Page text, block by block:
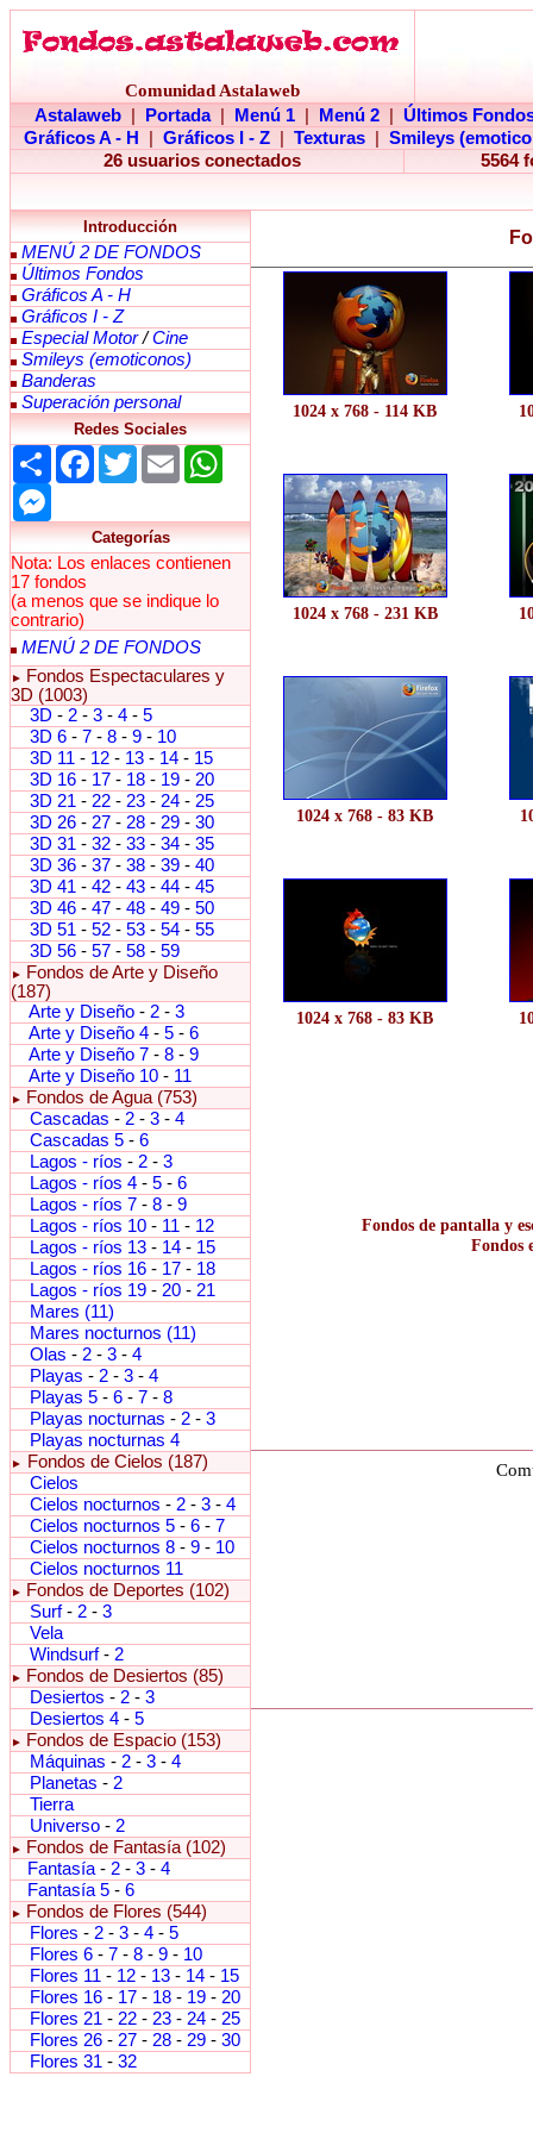
Comunidad Astalaweb
Astalaweb
Portada Menú 1 Menú 2
Últimos
Gráficos A - H
Gráficos I - Z Texturas
Smileys
26 usuarios conectados
5564
Introducción
MENÚ 2 DE FONDOS
Últimos Fondos
Gráficos A - H
Gráficos I - Z
Especial Motor/Cine
Smileys (emoticonos)
Banderas
Superación personal
Redes Sociales
Share Facebook
TwitterEmail
Categorías
Nota: Los enlaces contienen
17 fondos
(a menos que se indique lo
contrario)
MENÚ 2 DE FONDOS
►
Fondos Espectaculares y
3D (1003)
3D - 2 - 3 - 4 - 5
3D 6 - 7 - 8 - 9 - 10
3D 11 - 12 - 13 - 14 - 15
3D 16 - 17 - 18 - 19 - 20
3D 21 - 22 - 23 - 24 - 25
3D 26 - 27 - 28 - 29 - 30
3D 31 - 32 - 33 - 34 - 35
3D 36 - 37 - 38 - 39 - 40
3D 41 - 42 - 43 - 44 - 45
3D 46 - 47 - 48 - 49 - 50
3D 51 - 52 - 53 - 54 - 55
3D 56 - 57 - 58 - 59
►
Fondos de Arte y Diseño
(187)
Arte y Diseño - 2 - 3
Arte y Diseño 4 - 5 - 6
Arte y Diseño 7 - 8 - 9
Arte y Diseño 10 - 11
►
Fondos de Agua (753)
Cascadas - 2 - 3 - 4
Cascadas 5 - 6
Lagos - ríos - 2 - 3
Lagos - ríos 4 - 5 - 6
Lagos - ríos 7 - 8 - 9
Lagos - ríos 10 - 11 - 12
Lagos - ríos 13 - 14 - 15
Lagos - ríos 16 - 17 - 18
Lagos - ríos 19 - 20 - 21
Mares (11)
Mares nocturnos (11)
Olas - 2 - 3 - 4
Playas - 2 - 3 - 4
Playas 5 - 6 - 7 - 8
Playas nocturnas - 2 - 3
Playas nocturnas 4
►
Fondos de Cielos (187)
Cielos
Cielos nocturnos - 2 - 3 - 4
Cielos nocturnos 5 - 6 - 7
Cielos nocturnos 8 - 9 - 10
Cielos nocturnos 11
►
Fondos de Deportes (102)
Surf- 2 - 3
Vela
Windsurf- 2
►
Fondos de Desiertos (85)
Desiertos - 2 - 3
Desiertos 4 - 5
►
Fondos de Espacio (153)
Máquinas - 2 - 3 - 4
Planetas - 2
Tierra
Universo - 2
►
Fondos de Fantasía (102)
Fantasía - 2 - 3 - 4
Fantasía 5 - 6
►
Fondos de Flores (544)
Flores - 2 - 3 - 4 - 5
Flores 6 - 7 - 8 - 9 - 10
Flores 11 - 12 - 13 - 14 - 15
Flores 16 - 17 - 18 - 19 - 20
Flores 21 - 22 - 23 - 24 - 25
Flores 26 - 27 - 28 - 29 - 30
Flores 31 - 32
1024 x 768 - 114 KB
1024 x 768 - 231 KB
1024 x 768 - 83 KB
1024 x 768 - 83 KB
Fondos de pantalla y
Fondos